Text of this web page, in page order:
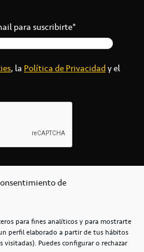
de
para fines analíticos y para mostrarte
perfil elaborado a partir de tus hábitos
Puedes configurar o rechazar
para suscribirte*
, laPolítica de Privacidady el